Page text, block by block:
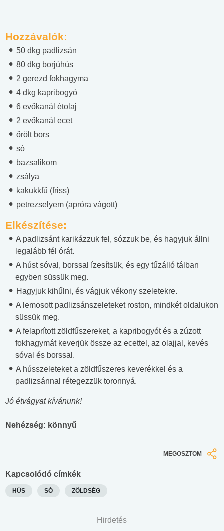
Hozzávalók:
50 dkg padlizsán
80 dkg borjúhús
2 gerezd fokhagyma
4 dkg kapribogyó
6 evőkanál étolaj
2 evőkanál ecet
őrölt bors
só
bazsalikom
zsálya
kakukkfű (friss)
petrezselyem (apróra vágott)
Elkészítése:
A padlizsánt karikázzuk fel, sózzuk be, és hagyjuk állni
legalább fél órát.
A húst sóval, borssal ízesítsük, és egy tűzálló tálban
egyben süssük meg.
Hagyjuk kihűlni, és vágjuk vékony szeletekre.
A lemosott padlizsánszeleteket roston, mindkét oldalukon
süssük meg.
A felaprított zöldfűszereket, a kapribogyót és a zúzott
fokhagymát keverjük össze az ecettel, az olajjal, kevés
sóval és borssal.
A hússzeleteket a zöldfűszeres keverékkel és a
padlizsánnal rétegezzük toronnyá.
Jó étvágyat kívánunk!
Nehézség: könnyű
MEGOSZTOM
Kapcsolódó címkék
HÚS SÓ ZÖLDSÉG
Hirdetés